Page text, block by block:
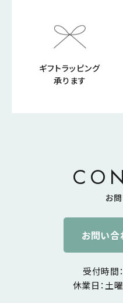
ギフトラッピング
承ります
お
お問い合
受付時間
休業日：土